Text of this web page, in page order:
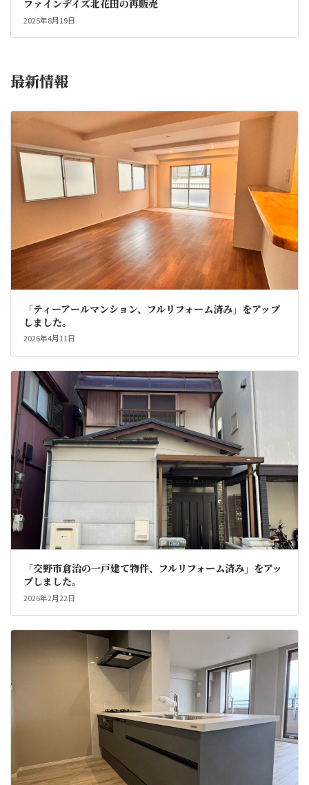
ファインデイズ北花田の再販売
2025年8月19日
最新情報
「ティーアールマンション、フルリフォーム済み」をアップ
しました。
2026年4月11日
「交野市倉治の一戸建て物件、フルリフォーム済み」をアッ
プしました。
2026年2月22日